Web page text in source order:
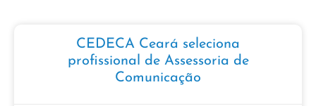
CEDECA Ceará seleciona
profissional de Assessoria de
Comunicação